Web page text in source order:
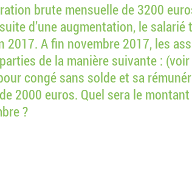
brute mensuelle de 3200
d’une augmentation, le salarié
2017. A fin novembre 2017, les
de la manière suivante :
congé sans solde et sa
2000 euros. Quel sera le montant
?